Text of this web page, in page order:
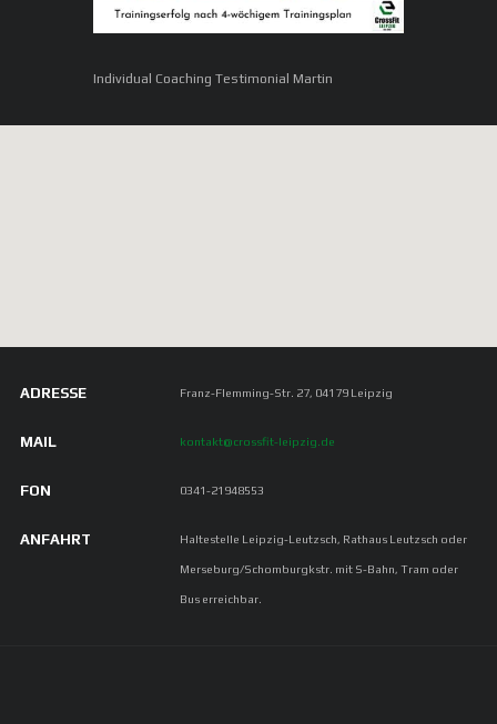
Individual Coaching Testimonial Martin
ADRESSE Franz-Flemming-Str. 27, 04179 Leipzig
MAIL kontakt@crossfit-leipzig.de
FON 0341-21948553
ANFAHRT Haltestelle Leipzig-Leutzsch, Rathaus Leutzsch oder
Merseburg/Schomburgkstr. mit S-Bahn, Tram oder
Bus erreichbar.